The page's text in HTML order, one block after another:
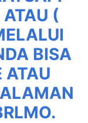
(
BISA
ATAU